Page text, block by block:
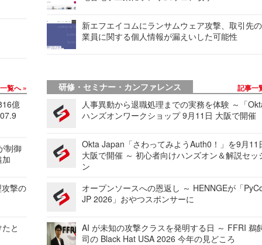
新エフエイコムにランサムウェア攻撃、取引先
業員に関する個人情報が漏えいした可能性
覧へ
億
制御
撃の
と
研修・セミナー・カンファレンス 記事一
人事異動から退職処理までの実務を体験 ～「
ハンズオンワークショップ 9月11日 大阪で開催
Okta Japan「さわってみようAuth0！」を9月11
大阪で開催 ～ 初心者向けハンズオン＆解説セッ
ン
オープンソースへの恩返し ～ HENNGEが「
JP 2026」おやつスポンサーに
AI が未知の攻撃クラスを発明する日 ～ FFRI 鵜
司の Black Hat USA 2026 今年の見どころ